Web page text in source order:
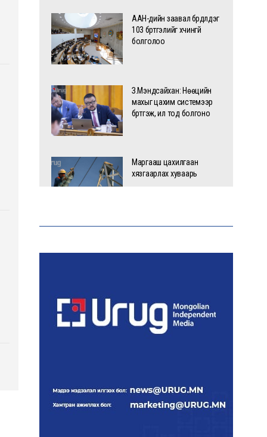
ААН-үүдийн заавал бүрдүүлдэг
103 бүртгэлийг хүчингүй
болголоо
З.Мэндсайхан: Нөөцийн
махыг цахим системээр
бүртгэж, ил тод болгоно
Маргааш цахилгаан
хязгаарлах хуваарь
“Хотын дарга сонсож
байна” платформыг
Монгол залуу АНУ-ын
Вашингтон хотын орон
гэргүй эмэгтэйг